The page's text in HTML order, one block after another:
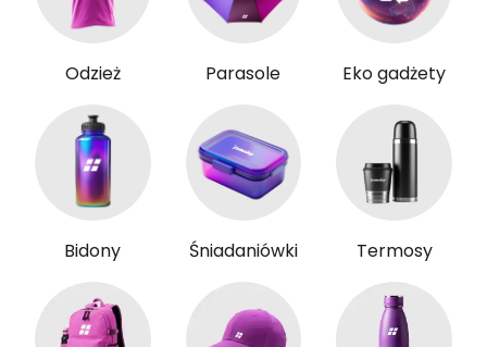
Odzież Parasole Eko gadżety
Bidony Śniadaniówki Termosy